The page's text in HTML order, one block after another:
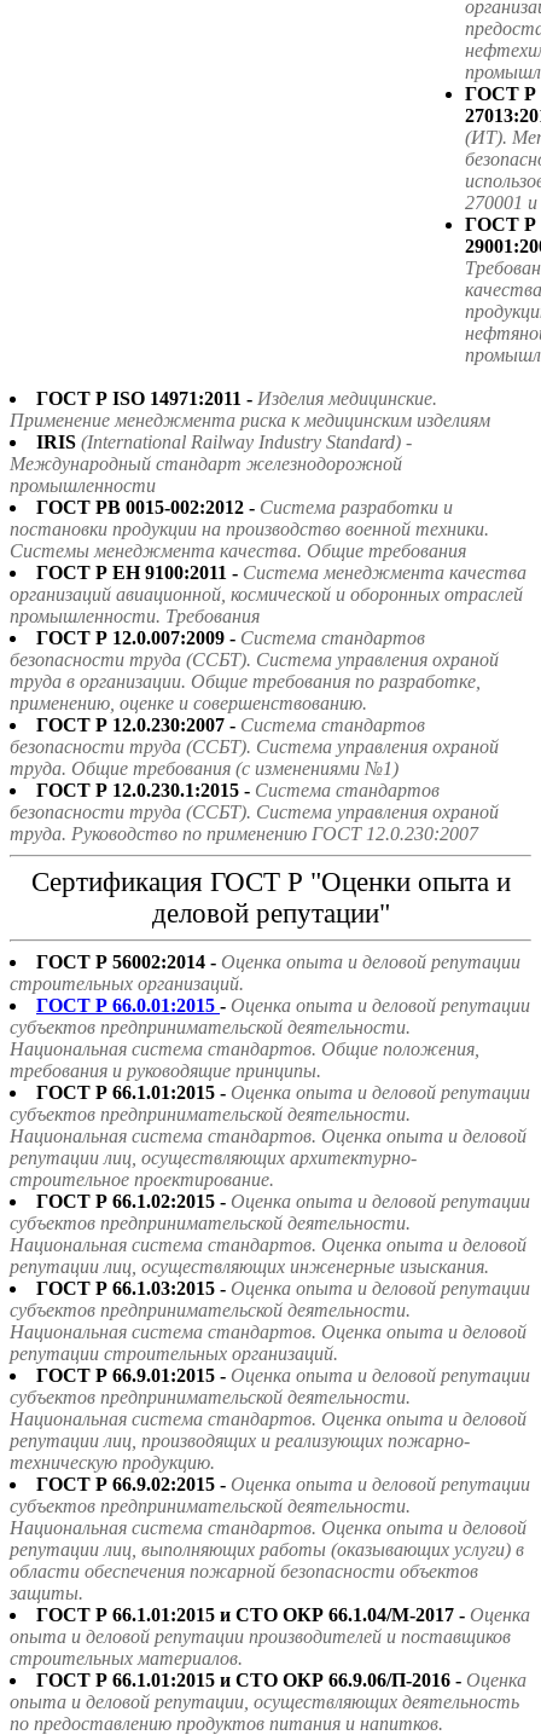
ГОСТ
(ИТ).
270001
ГОСТ
ГОСТ Р ISO 14971:2011 - Изделия медицинские.
Применение менеджмента риска к медицинским изделиям
IRIS (International Railway Industry Standard) -
Международный стандарт железнодорожной
промышленности
ГОСТ РВ 0015-002:2012 - Система разработки и
постановки продукции на производство военной техники.
Системы менеджмента качества. Общие требования
ГОСТ Р ЕН 9100:2011 - Система менеджмента качества
организаций авиационной, космической и оборонных отраслей
промышленности. Требования
ГОСТ Р 12.0.007:2009 - Система стандартов
безопасности труда (ССБТ). Система управления охраной
труда в организации. Общие требования по разработке,
применению, оценке и совершенствованию.
ГОСТ Р 12.0.230:2007 - Система стандартов
безопасности труда (ССБТ). Система управления охраной
труда. Общие требования (с изменениями №1)
ГОСТ Р 12.0.230.1:2015 - Система стандартов
безопасности труда (ССБТ). Система управления охраной
труда. Руководство по применению ГОСТ 12.0.230:2007
Сертификация ГОСТ Р "Оценки опыта и
деловой репутации"
ГОСТ Р 56002:2014 - Оценка опыта и деловой репутации
строительных организаций.
ГОСТ Р 66.0.01:2015 - Оценка опыта и деловой репутации
субъектов предпринимательской деятельности.
Национальная система стандартов. Общие положения,
требования и руководящие принципы.
ГОСТ Р 66.1.01:2015 - Оценка опыта и деловой репутации
субъектов предпринимательской деятельности.
Национальная система стандартов. Оценка опыта и деловой
репутации лиц, осуществляющих архитектурно-
строительное проектирование.
ГОСТ Р 66.1.02:2015 - Оценка опыта и деловой репутации
субъектов предпринимательской деятельности.
Национальная система стандартов. Оценка опыта и деловой
репутации лиц, осуществляющих инженерные изыскания.
ГОСТ Р 66.1.03:2015 - Оценка опыта и деловой репутации
субъектов предпринимательской деятельности.
Национальная система стандартов. Оценка опыта и деловой
репутации строительных организаций.
ГОСТ Р 66.9.01:2015 - Оценка опыта и деловой репутации
субъектов предпринимательской деятельности.
Национальная система стандартов. Оценка опыта и деловой
репутации лиц, производящих и реализующих пожарно-
техническую продукцию.
ГОСТ Р 66.9.02:2015 - Оценка опыта и деловой репутации
субъектов предпринимательской деятельности.
Национальная система стандартов. Оценка опыта и деловой
репутации лиц, выполняющих работы (оказывающих услуги) в
области обеспечения пожарной безопасности объектов
защиты.
ГОСТ Р 66.1.01:2015 и СТО ОКР 66.1.04/М-2017 - Оценка
опыта и деловой репутации производителей и поставщиков
строительных материалов.
ГОСТ Р 66.1.01:2015 и СТО ОКР 66.9.06/П-2016 - Оценка
опыта и деловой репутации, осуществляющих деятельность
по предоставлению продуктов питания и напитков.